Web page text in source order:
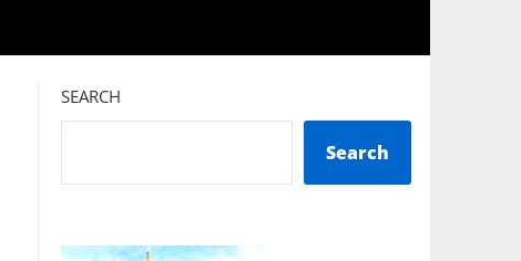
SEARCH
Search